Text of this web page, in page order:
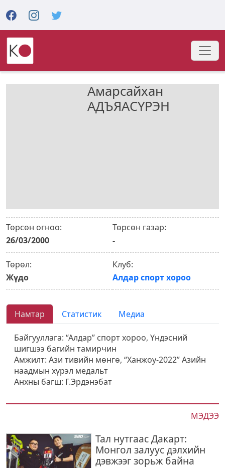
МЭДЭЭ
Тал нутгаас Дакарт:
Монгол залуус дэлхийн
дэвжээг зорьж байна
Амарсайхан
АДЪЯАСҮРЭН
Төрсөн огноо:
26/03/2000
Төрсөн газар:
-
Төрөл:
Жүдо
Клуб:
Алдар спорт хороо
Намтар Статистик Медиа
Байгууллага: “Алдар” спорт хороо, Үндэсний
шигшээ багийн тамирчин
Амжилт: Ази тивийн мөнгө, “Ханжоу-2022” Азийн
наадмын хүрэл медальт
Анхны багш: Г.Эрдэнэбат